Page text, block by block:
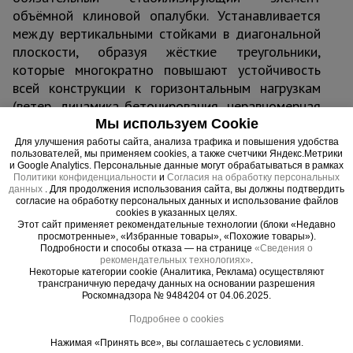
объёмной клиновой опалубки. Устанавливается
между вертикальными стойками в диагональной
плоскости, образуя жёсткие треугольники,
которые многократно повышают устойчивость
всей конструкции к горизонтальным нагрузкам
(ветер, динамика бетонирования, неравномерная
усадка бетона).
Труба 42×1,5 мм — оптимальный баланс между
прочностью и весом. На концах — специальные
фланцы с отверстиями под клиновые замки,
позволяющие мгновенно зафиксировать связь к
стойкам без инструментов и дополнительных
элементов. Порошковое покрытие надёжно
защищает от коррозии и царапин при работе на
стройплощадке.
Область применения
Монолитные перекрытия любой толщины в
жилом, коммерческом и промышленном
Мы используем Cookie
Для улучшения работы сайта, анализа трафика и повышения удобства
пользователей, мы применяем cookies, а также счетчики Яндекс.Метрики
и Google Analytics. Персональные данные могут обрабатываться в рамках
Политики конфиденциальности и Согласия на обработку персональных
данных
. Для продолжения использования сайта, вы должны подтвердить
согласие на обработку персональных данных и использование файлов
cookies в указанных целях.
Этот сайт применяет рекомендательные технологии (блоки «Недавно
просмотренные», «Избранные товары», «Похожие товары»).
Подробности и способы отказа — на странице «Сведения о
рекомендательных технологиях»
Некоторые категории cookie (Аналитика, Реклама) осуществляют
трансграничную передачу данных на основании разрешения
Роскомнадзора № 9484204 от 04.06.2025.
Подробнее о cookies
Нажимая «Принять все», вы соглашаетесь с условиями.